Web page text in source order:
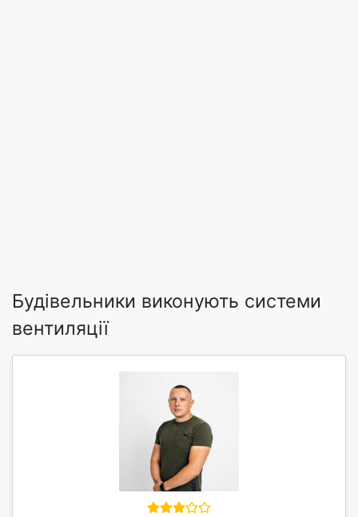
Будівельники виконують системи
вентиляції